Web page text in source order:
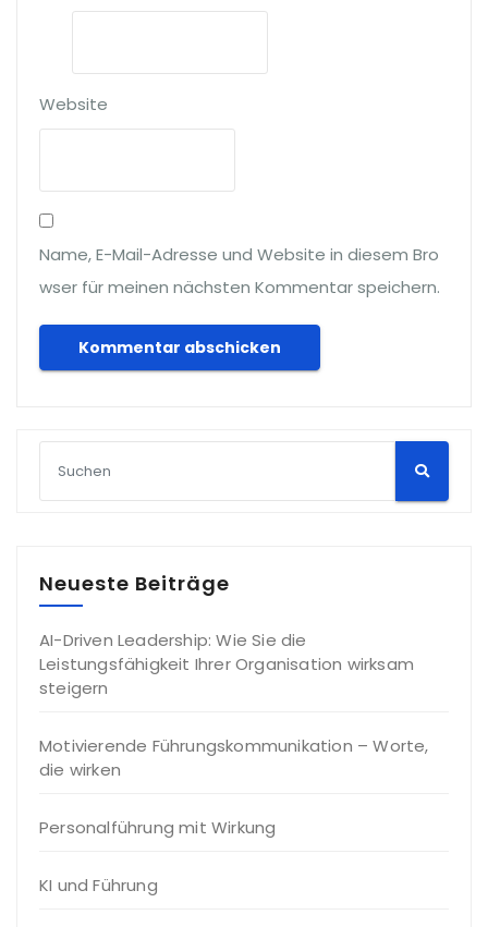
Website
Name, E-Mail-Adresse und Website in diesem Bro
wser für meinen nächsten Kommentar speichern.
Neueste Beiträge
AI-Driven Leadership: Wie Sie die
Leistungsfähigkeit Ihrer Organisation wirksam
steigern
Motivierende Führungskommunikation – Worte,
die wirken
Personalführung mit Wirkung
KI und Führung